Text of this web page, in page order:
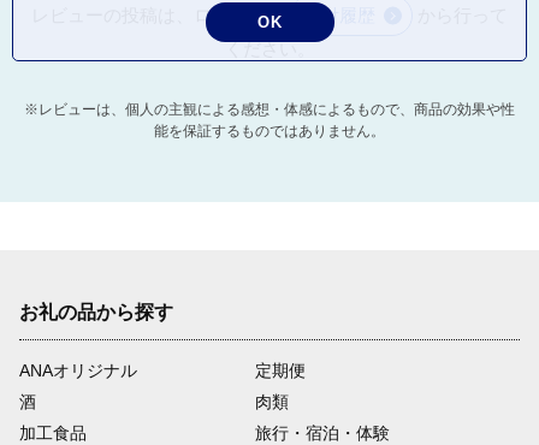
レビューの投稿は、ログイン後 寄付履歴
ください。
※レビューは、個人の主観による感想・体感によるもので、商品の効果や性
能を保証するものではありません。
お礼の品から探す
ANAオリジナル
定期便
酒
肉類
加工食品
旅行・宿泊・体験
OK